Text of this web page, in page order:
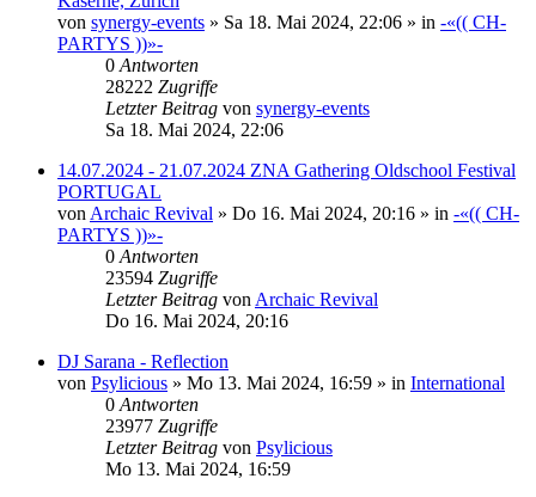
von synergy-events » Sa 18. Mai 2024, 22:06 » in -«(( CH-
PARTYS ))»-
0 Antworten
28222 Zugriffe
Letzter Beitrag von synergy-events
Sa 18. Mai 2024, 22:06
14.07.2024 - 21.07.2024 ZNA Gathering Oldschool Festival
PORTUGAL
von Archaic Revival » Do 16. Mai 2024, 20:16 » in -«(( CH-
PARTYS ))»-
0 Antworten
23594 Zugriffe
Letzter Beitrag von Archaic Revival
Do 16. Mai 2024, 20:16
DJ Sarana - Reflection
von Psylicious » Mo 13. Mai 2024, 16:59 » in International
0 Antworten
23977 Zugriffe
Letzter Beitrag von Psylicious
Mo 13. Mai 2024, 16:59